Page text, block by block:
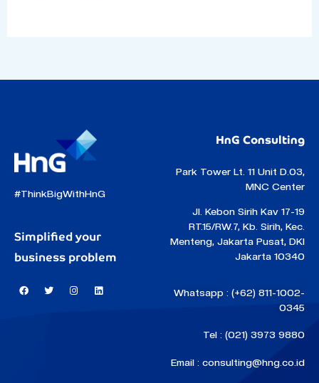
#ThinkBigWithHnG
Simplified your
business problem
HnG Consulting
Park Tower Lt. 11 Unit D.03,
MNC Center
Jl. Kebon Sirih Kav 17-19
RT.15/RW.7, Kb. Sirih, Kec.
Menteng, Jakarta Pusat, DKI
Jakarta 10340
Whatsapp : (+62) 811-1002-
0345
Tel : (021) 3973 9880
Email : consulting@hng.co.id